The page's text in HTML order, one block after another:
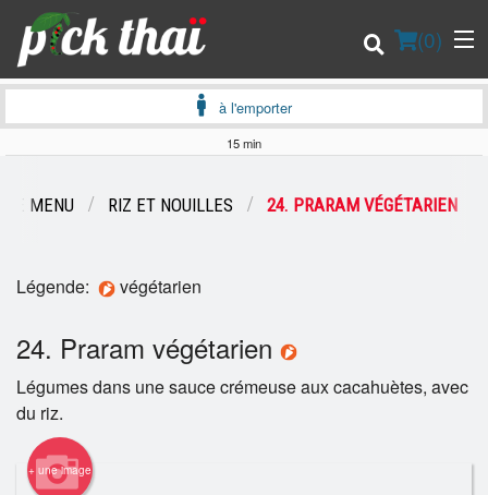
(0)
Français
Connection
Inscription
Panier (0)
à l'emporter
15 min
MENU RIZ ET NOUILLES 24. PRARAM VÉGÉTARIEN
Légende: végétarien
24. Praram végétarien
Légumes dans une sauce crémeuse aux cacahuètes, avec
du riz.
+ une image